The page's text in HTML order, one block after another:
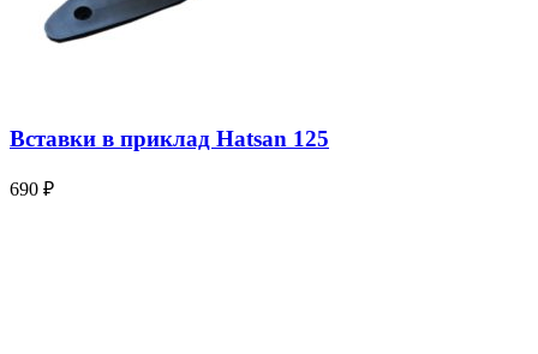
Вставки в приклад Hatsan 125
690 ₽